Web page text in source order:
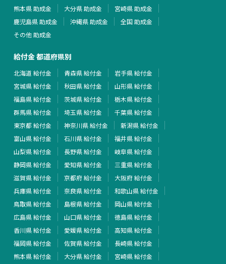
熊本県 助成金
大分県 助成金
宮崎県 助成金
鹿児島県 助成金
沖縄県 助成金
全国 助成金
その他 助成金
給付金 都道府県別
北海道 給付金 青森県 給付金
岩手県 給付金
宮城県 給付金
秋田県 給付金
山形県 給付金
福島県 給付金
茨城県 給付金
栃木県 給付金
群馬県 給付金
埼玉県 給付金
千葉県 給付金
東京都 給付金
神奈川県 給付金
新潟県 給付金
富山県 給付金
石川県 給付金
福井県 給付金
山梨県 給付金
長野県 給付金
岐阜県 給付金
静岡県 給付金
愛知県 給付金
三重県 給付金
滋賀県 給付金
京都府 給付金
大阪府 給付金
兵庫県 給付金
奈良県 給付金
和歌山県 給付金
鳥取県 給付金
島根県 給付金
岡山県 給付金
広島県 給付金
山口県 給付金
徳島県 給付金
香川県 給付金
愛媛県 給付金
高知県 給付金
福岡県 給付金
佐賀県 給付金
長崎県 給付金
熊本県 給付金
大分県 給付金
宮崎県 給付金